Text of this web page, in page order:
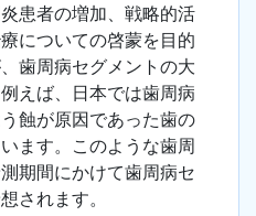
患者の増加、戦略的活
についての啓蒙を目的
歯周病セグメントの大
えば、日本では歯周病
蝕が原因であった歯の
ます。このような歯周
期間にかけて歯周病セ
されます。